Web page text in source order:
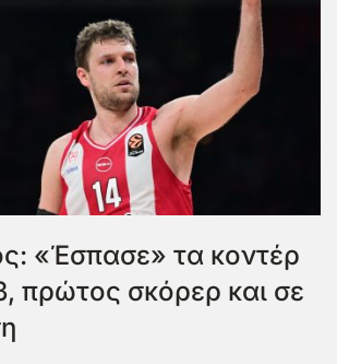
«Έσπασε» τα κοντέρ
πρώτος σκόρερ και σε